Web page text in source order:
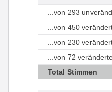
...von 293
...von 450
...von 230
...von 72
Total Stimmen